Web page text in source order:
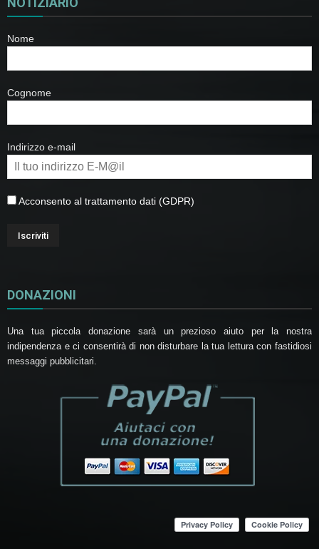
Nome
Cognome
Indirizzo e-mail
Acconsento al trattamento dati (GDPR)
DONAZIONI
Una tua piccola donazione sarà un prezioso aiuto per la nostra
indipendenza e ci consentirà di non disturbare la tua lettura con fastidiosi
messaggi pubblicitari.